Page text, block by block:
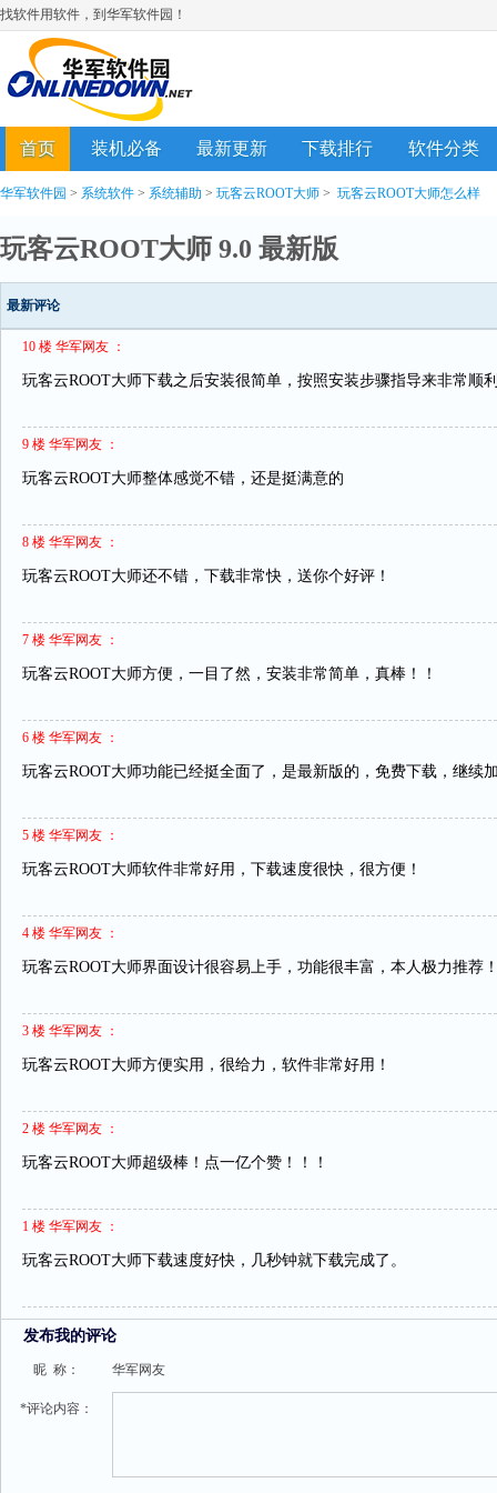
找软件用软件，到华军软件园！
首页 装机必备 最新更新 下载排行 软件分类
华军软件园 > 系统软件 > 系统辅助 > 玩客云ROOT大师 > 玩客云ROOT大师怎么样
玩客云ROOT大师 9.0 最新版
最新评论
10 楼 华军网友 ：
玩客云ROOT大师下载之后安装很简单，按照安装步骤指导来非常顺
9 楼 华军网友 ：
玩客云ROOT大师整体感觉不错，还是挺满意的
8 楼 华军网友 ：
玩客云ROOT大师还不错，下载非常快，送你个好评！
7 楼 华军网友 ：
玩客云ROOT大师方便，一目了然，安装非常简单，真棒！！
6 楼 华军网友 ：
玩客云ROOT大师功能已经挺全面了，是最新版的，免费下载，继续
5 楼 华军网友 ：
玩客云ROOT大师软件非常好用，下载速度很快，很方便！
4 楼 华军网友 ：
玩客云ROOT大师界面设计很容易上手，功能很丰富，本人极力推荐
3 楼 华军网友 ：
玩客云ROOT大师方便实用，很给力，软件非常好用！
2 楼 华军网友 ：
玩客云ROOT大师超级棒！点一亿个赞！！！
1 楼 华军网友 ：
玩客云ROOT大师下载速度好快，几秒钟就下载完成了。
发布我的评论
昵 称： 华军网友
*评论内容：